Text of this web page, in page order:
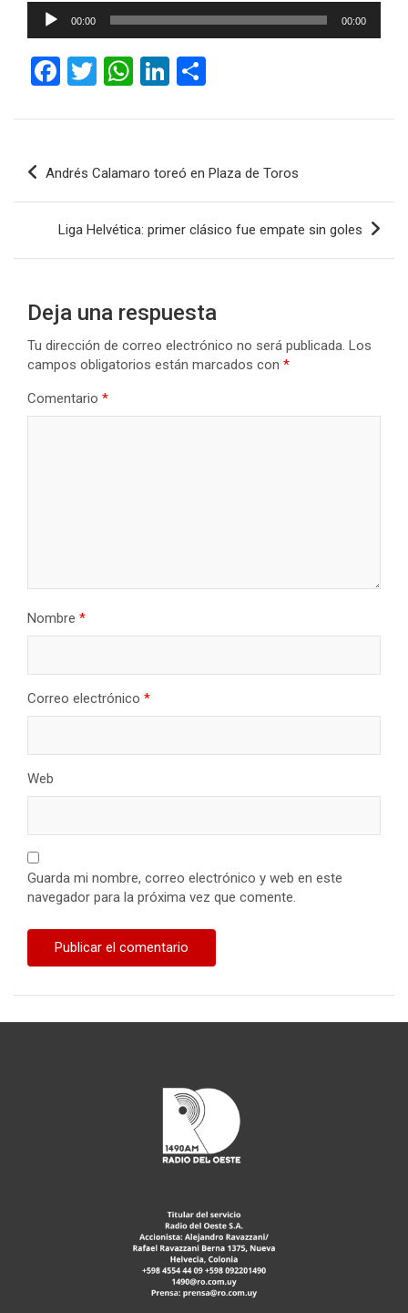
Reproductor
00:00 00:00
F
ce
o
o
k
T
tt
W
at
A
p
Li
ke
n
m
ar
tir
Navegación
de
Andrés Calamaro toreó en Plaza de Toros
Liga Helvética: primer clásico fue empate sin goles
Deja una respuesta
Tu dirección de correo electrónico no será publicada. Los
campos obligatorios están marcados con *
Comentario *
Nombre *
Correo electrónico *
Web
Guarda mi nombre, correo electrónico y web en este
navegador para la próxima vez que comente.